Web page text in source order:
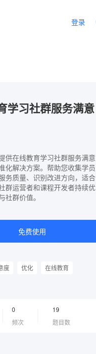
登录
学习社群服务满意
供在线教育学习社群服务满意
化解决方案。帮助您收集学员
务质量、识别改进方向，适合
群运营者和课程开发者持续优
社群价值。
免费使用
度 优化 在线教育
0
频次
19
题目数